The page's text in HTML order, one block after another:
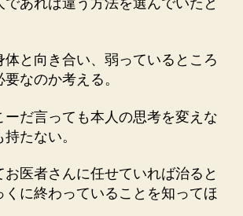
体と向き合い、弱っているところ
なのか考える。
ーだ言っても本人の思考を変えな
たない。
医者さんに任せていれば治ると
くに終わっていることを知ってほ